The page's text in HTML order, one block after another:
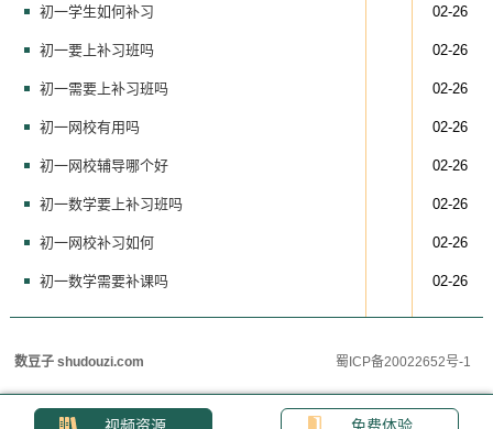
初一学生如何补习 02-26
初一要上补习班吗 02-26
初一需要上补习班吗 02-26
初一网校有用吗 02-26
初一网校辅导哪个好 02-26
初一数学要上补习班吗 02-26
初一网校补习如何 02-26
初一数学需要补课吗 02-26
数豆子 shudouzi.com 蜀ICP备20022652号-1